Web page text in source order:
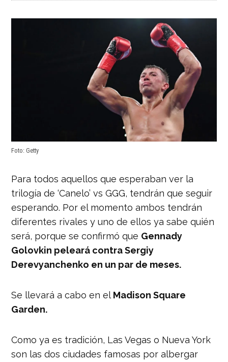
Foto: Getty
Para todos aquellos que esperaban ver la
trilogía de ‘Canelo’ vs GGG, tendrán que seguir
esperando. Por el momento ambos tendrán
diferentes rivales y uno de ellos ya sabe quién
será, porque se confirmó que Gennady
Golovkin peleará contra Sergiy
Derevyanchenko en un par de meses.
Se llevará a cabo en el Madison Square
Garden.
Como ya es tradición, Las Vegas o Nueva York
son las dos ciudades famosas por albergar